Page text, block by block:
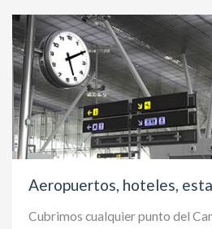
Aeropuertos, hoteles,
Cubrimos cualquier punto del